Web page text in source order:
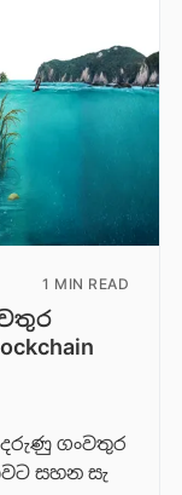
1 MIN READ
දරුණු ගංවතුර
සහන සැ